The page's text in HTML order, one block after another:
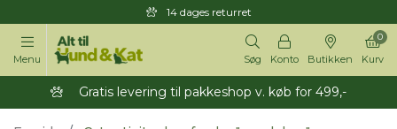
14 dages returret
Menu Søg Konto Butikken Kurv
0
Gratis levering til pakkeshop v. køb for 499,-